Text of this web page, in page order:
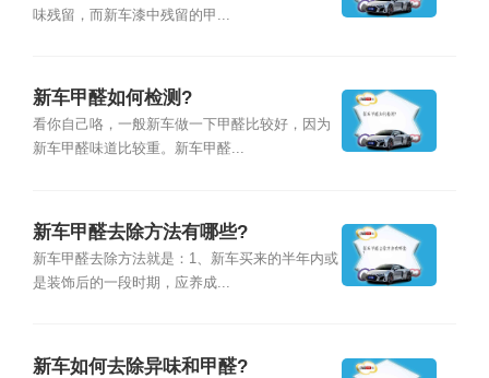
味残留，而新车漆中残留的甲...
新车甲醛如何检测?
看你自己咯，一般新车做一下甲醛比较好，因为
新车甲醛味道比较重。新车甲醛...
新车甲醛去除方法有哪些?
新车甲醛去除方法就是：1、新车买来的半年内或
是装饰后的一段时期，应养成...
新车如何去除异味和甲醛?